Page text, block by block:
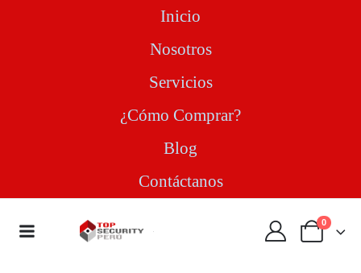
Inicio
Nosotros
Servicios
¿Cómo Comprar?
Blog
Contáctanos
0